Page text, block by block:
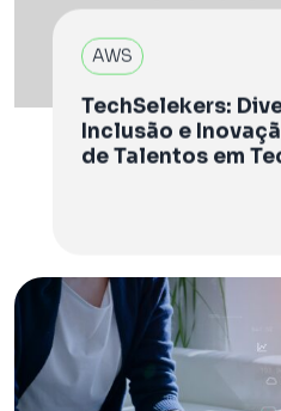
AWS
TechSelekers:
Inclusão e
de Talentos em